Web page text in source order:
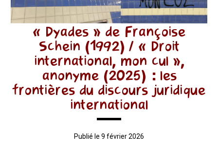
« Dyades » de Françoise
Schein (1992) / « Droit
international, mon cul »,
anonyme (2025) : les
frontières du discours juridique
international
Publié le 9 février 2026